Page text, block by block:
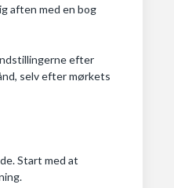
aften med en bog
efter
selv efter mørkets
Start med at